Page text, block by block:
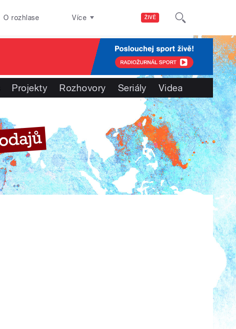
ŽIVĚ
O rozhlase Více
Projekty Rozhovory Seriály Videa